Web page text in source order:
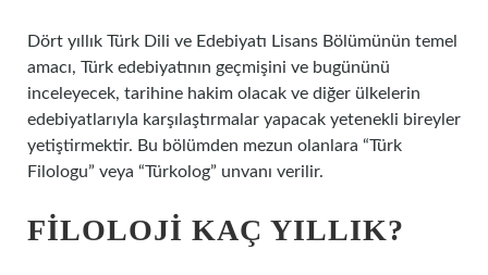
Dört yıllık Türk Dili ve Edebiyatı Lisans Bölümünün temel
amacı, Türk edebiyatının geçmişini ve bugününü
inceleyecek, tarihine hakim olacak ve diğer ülkelerin
edebiyatlarıyla karşılaştırmalar yapacak yetenekli bireyler
yetiştirmektir. Bu bölümden mezun olanlara “Türk
Filologu” veya “Türkolog” unvanı verilir.
FILOLOJI KAÇ YILLIK?